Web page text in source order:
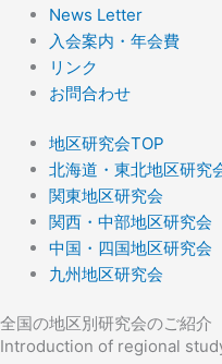
News Letter
入会案内・年会費
リンク
お問合わせ
地区研究会TOP
北海道・東北地区研究
関東地区研究会
関西・中部地区研究会
中国・四国地区研究会
九州地区研究会
全国の地区別研究会のご紹介
Introduction of regional